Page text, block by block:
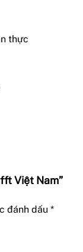
thực
Việt Nam”
đánh dấu *